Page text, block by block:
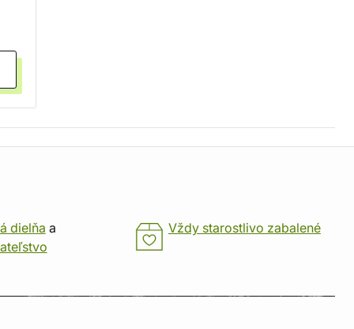
dielňa a
Vždy starostlivo zabalené